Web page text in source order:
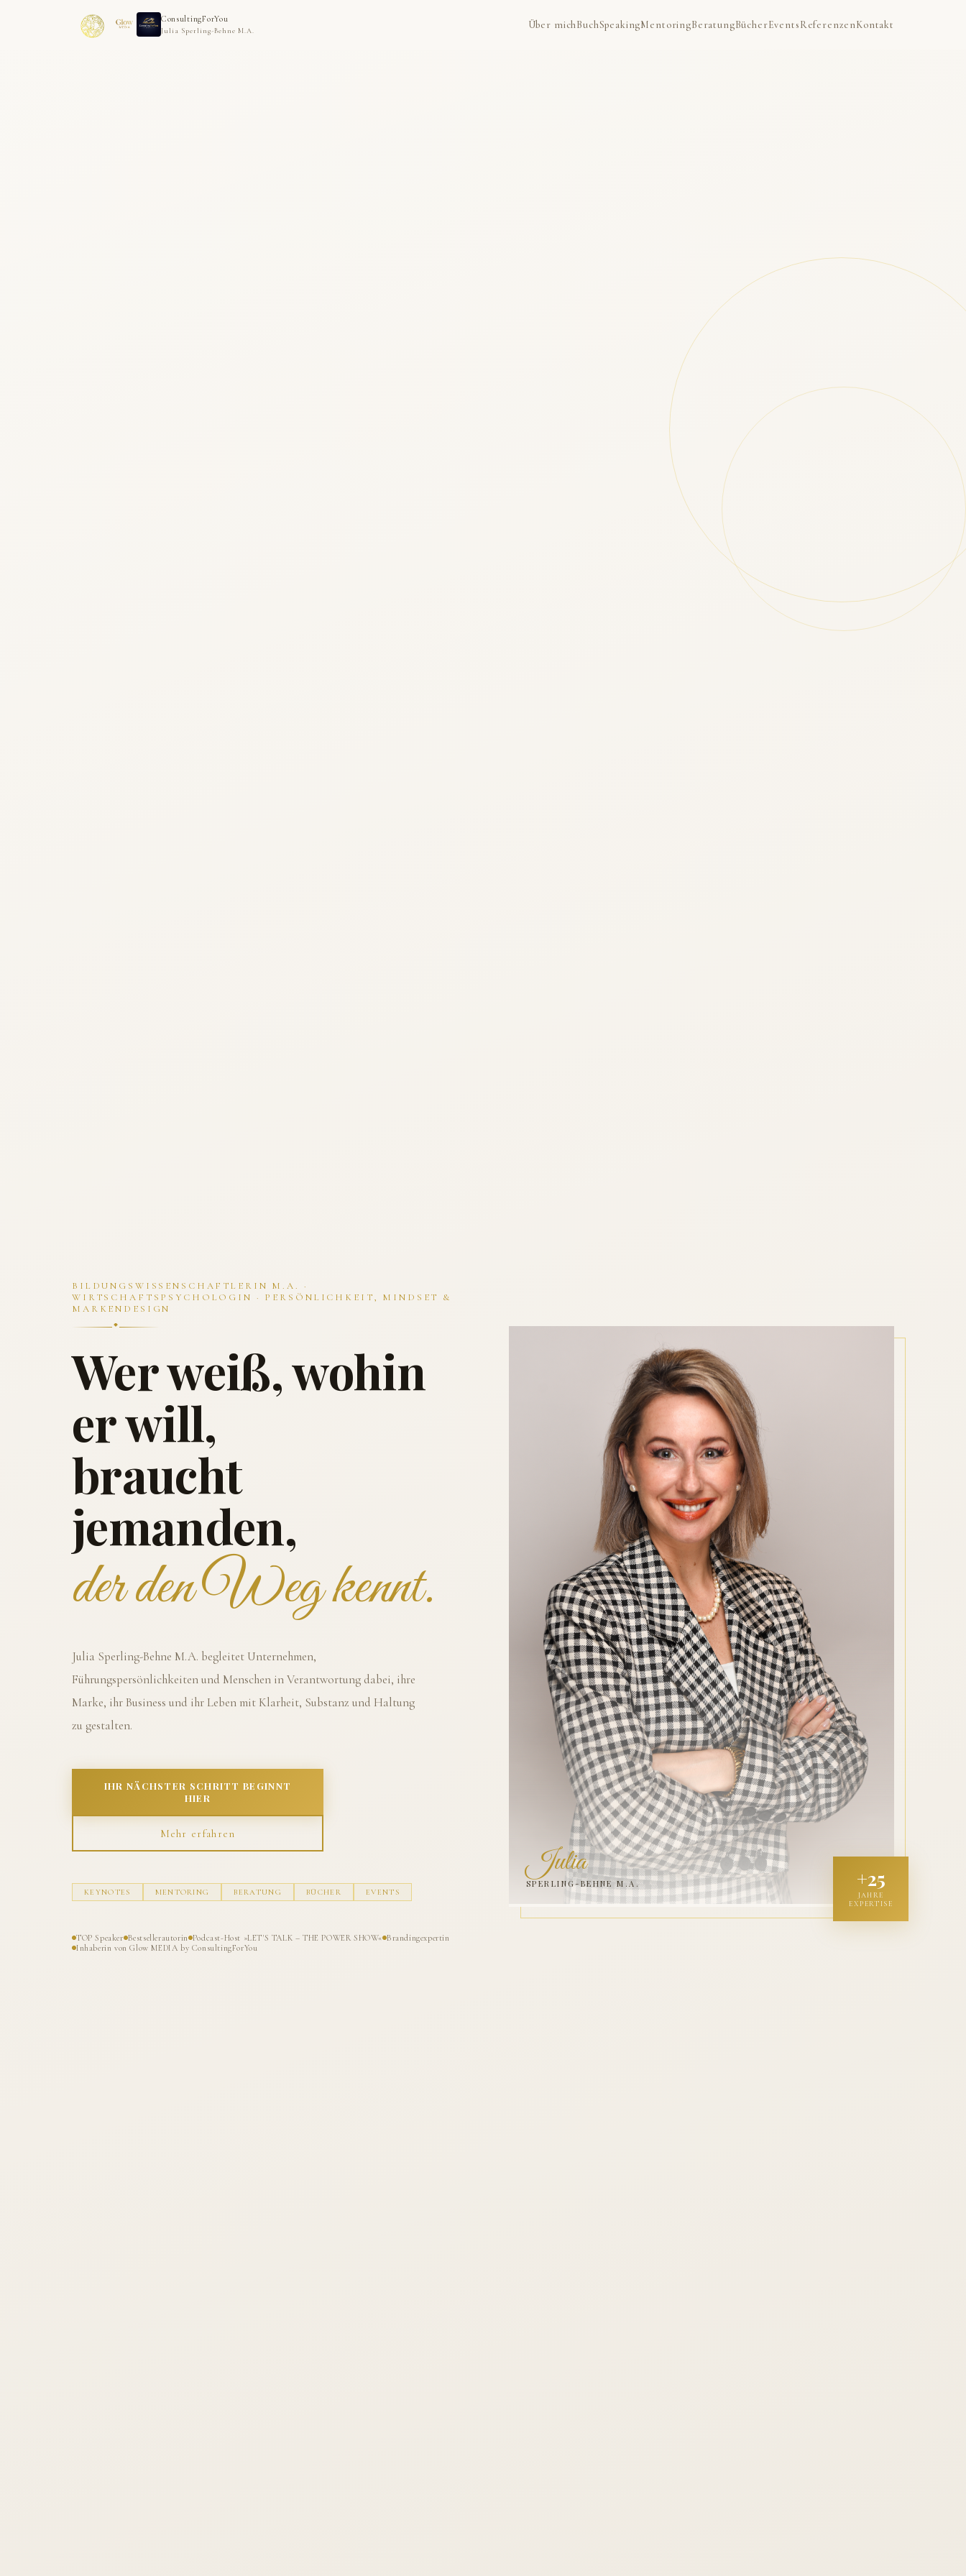
ConsultingForYou
Julia Sperling-Behne M.A.
Über michBuchSpeakingMentoringBeratungBücherEventsReferenzenKontakt
BILDUNGSWISSENSCHAFTLERIN M.A. ·
WIRTSCHAFTSPSYCHOLOGIN · PERSÖNLICHKEIT, MINDSET &
MARKENDESIGN
Wer weiß, wohin
er will,
braucht
jemanden,
der den Weg kennt.
Julia Sperling-Behne M.A. begleitet Unternehmen,
Führungspersönlichkeiten und Menschen in Verantwortung dabei, ihre
Marke, ihr Business und ihr Leben mit Klarheit, Substanz und Haltung
zu gestalten.
IHR NÄCHSTER SCHRITT BEGINNT
HIER
Mehr erfahren
KEYNOTES MENTORING BERATUNG BÜCHER EVENTS
TOP Speaker Bestsellerautorin Podcast-Host »LET'S TALK – THE POWER SHOW« Brandingexpertin
Inhaberin von Glow MEDIA by ConsultingForYou
Julia
SPERLING-BEHNE M.A. +25
JAHRE
EXPERTISE